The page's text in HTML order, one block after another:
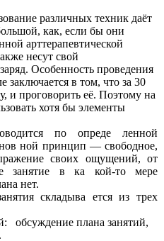
различных техник даёт
как, если бы они
арттерапевтической
несут свой
Особенность проведения
заключается в том, что за 30
и проговорить её. Поэтому на
хотя бы элементы
по опреде ленной
ной принцип — свободное,
своих ощущений, от
занятие в ка кой-то мере
нет.
складыва ется из трех
обсуждение плана занятий,